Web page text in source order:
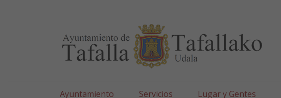
Ayuntamiento Servicios Lugar y Gentes